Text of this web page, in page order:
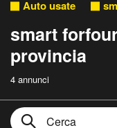
Auto usate
smart
provincia
4 annunci